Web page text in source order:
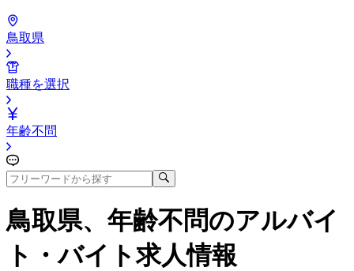
鳥取県
職種を選択
年齢不問
鳥取県、年齢不問のアルバイ
ト・バイト求人情報